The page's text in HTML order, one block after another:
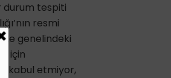
durum tespiti
resmi
genelindeki
için
kabul etmiyor,